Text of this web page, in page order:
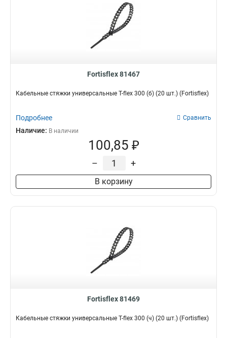
Fortisflex 81467
Кабельные стяжки универсальные T-flex 300 (б) (20 шт.) (Fortisflex)
Подробнее Сравнить
Наличие: В наличии
100,85 ₽
– +
В корзину
Fortisflex 81469
Кабельные стяжки универсальные T-flex 300 (ч) (20 шт.) (Fortisflex)